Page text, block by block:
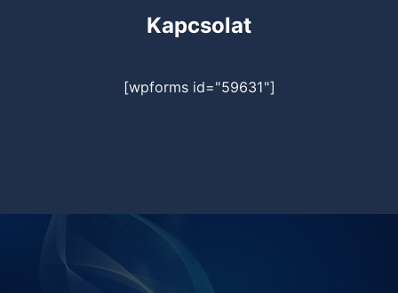
Kapcsolat
[wpforms id="59631"]